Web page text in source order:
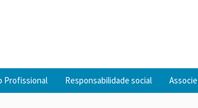
Profissional Responsabilidade social